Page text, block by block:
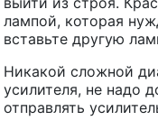
лампой, которая
вставьте другую
Никакой сложной
усилителя, не надо
отправлять